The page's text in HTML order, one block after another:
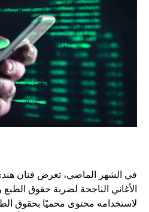
في الشهر الماضي، تعرض فنان
الأغاني الناجحة لضربة حقوق الطبع
لاستخدامه محتوى محميًا بحقوق